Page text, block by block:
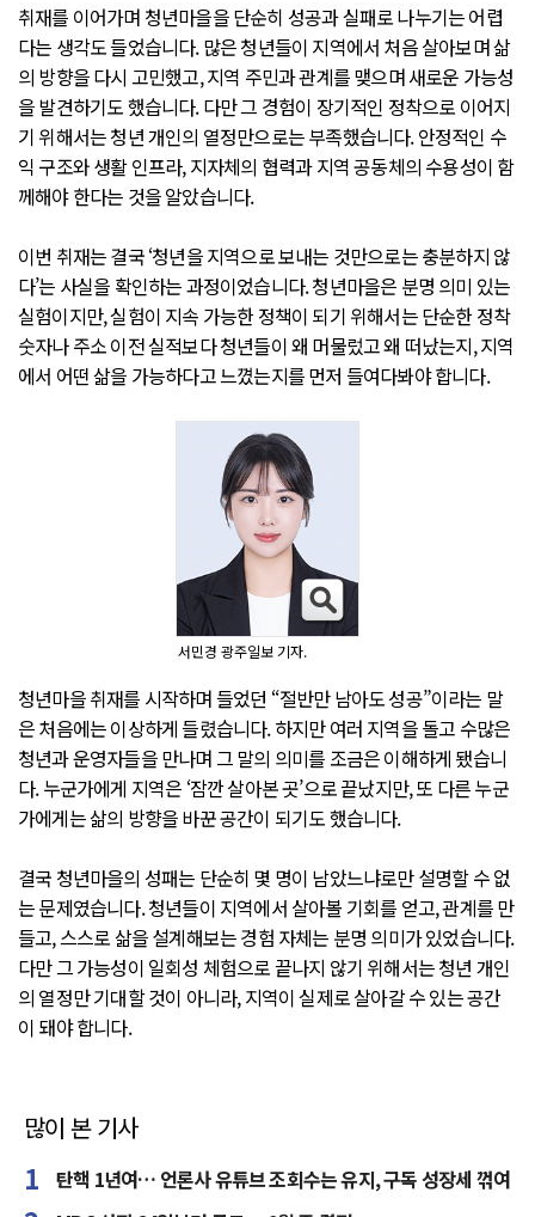
취재를 이어가며 청년마을을 단순히 성공과 실패로 나누기는 어렵
다는 생각도 들었습니다. 많은 청년들이 지역에서 처음 살아보며 삶
의 방향을 다시 고민했고, 지역 주민과 관계를 맺으며 새로운 가능성
을 발견하기도 했습니다. 다만 그 경험이 장기적인 정착으로 이어지
기 위해서는 청년 개인의 열정만으로는 부족했습니다. 안정적인 수
익 구조와 생활 인프라, 지자체의 협력과 지역 공동체의 수용성이 함
께해야 한다는 것을 알았습니다.
이번 취재는 결국 ‘청년을 지역으로 보내는 것만으로는 충분하지 않
다’는 사실을 확인하는 과정이었습니다. 청년마을은 분명 의미 있는
실험이지만, 실험이 지속 가능한 정책이 되기 위해서는 단순한 정착
숫자나 주소 이전 실적보다 청년들이 왜 머물렀고 왜 떠났는지, 지역
에서 어떤 삶을 가능하다고 느꼈는지를 먼저 들여다봐야 합니다.
서민경 광주일보 기자.
청년마을 취재를 시작하며 들었던 “절반만 남아도 성공”이라는 말
은 처음에는 이상하게 들렸습니다. 하지만 여러 지역을 돌고 수많은
청년과 운영자들을 만나며 그 말의 의미를 조금은 이해하게 됐습니
다. 누군가에게 지역은 ‘잠깐 살아본 곳’으로 끝났지만, 또 다른 누군
가에게는 삶의 방향을 바꾼 공간이 되기도 했습니다.
결국 청년마을의 성패는 단순히 몇 명이 남았느냐로만 설명할 수 없
는 문제였습니다. 청년들이 지역에서 살아볼 기회를 얻고, 관계를 만
들고, 스스로 삶을 설계해보는 경험 자체는 분명 의미가 있었습니다.
다만 그 가능성이 일회성 체험으로 끝나지 않기 위해서는 청년 개인
의 열정만 기대할 것이 아니라, 지역이 실제로 살아갈 수 있는 공간
이 돼야 합니다.
많이 본 기사
탄핵 1년여… 언론사 유튜브 조회수는 유지, 구독 성장세 꺾여